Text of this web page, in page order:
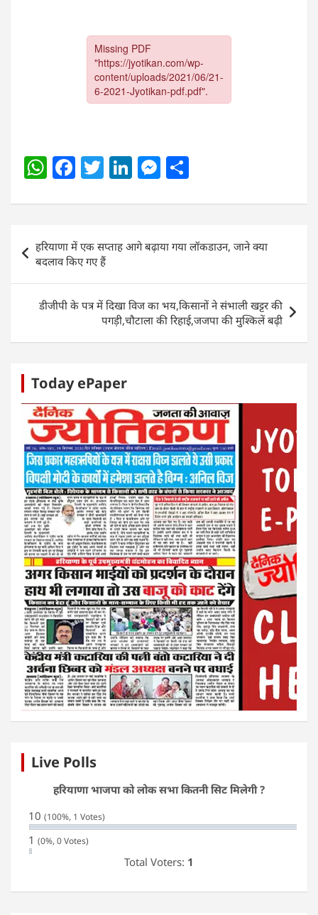
W
at
s
A
p
p
F
c
e
b
o
o
T
itt
er
Li
k
e
dI
n
M
ss
e
n
g
er
ar
e
Post
navigation
हरियाणा में एक सप्ताह आगे बढ़ाया गया लॉकडाउन, जाने क्या
बदलाव किए गए हैं
डीजीपी के पत्र में दिखा विज का भय,किसानों ने संभाली खट्टर की
पगड़ी,चौटाला की रिहाई,जजपा की मुश्किलें बढ़ी
Today ePaper
Live Polls
हरियाणा भाजपा को लोक सभा कितनी सिट मिलेगी ?
10 (100%, 1 Votes)
1 (0%, 0 Votes)
Total Voters: 1